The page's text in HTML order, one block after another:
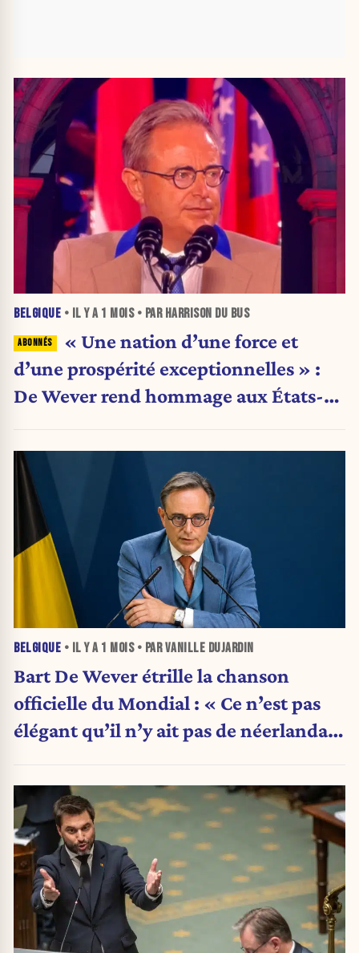
BELGIQUE • IL Y A 1 MOIS• PAR HARRISON DU BUS
« Une nation d’une force et
d’une prospérité exceptionnelles » :
De Wever rend hommage aux États-
BELGIQUE • IL Y A 1 MOIS• PAR VANILLE DUJARDIN
Bart De Wever étrille la chanson
officielle du Mondial : « Ce n’est pas
élégant qu’il n’y ait pas de néerlandais